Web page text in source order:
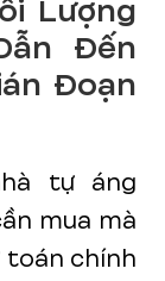
Lượng
Đến
Đoạn
tự áng
mua mà
toán chính